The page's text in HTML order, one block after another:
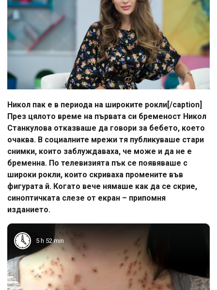
Никол пак е в периода на широките рокли[/caption]
През цялото време на първата си бременост Никол
Станкулова отказваше да говори за бебето, което
очаква. В социалните мрежи тя публикуваше стари
снимки, които заблуждаваха, че може и да не е
бременна. По телевизията пък се появяваше с
широки рокли, които скриваха промените във
фигурата й. Когато вече нямаше как да се скрие,
синоптичката слезе от екран – припомня
изданието.
5 h 52 min